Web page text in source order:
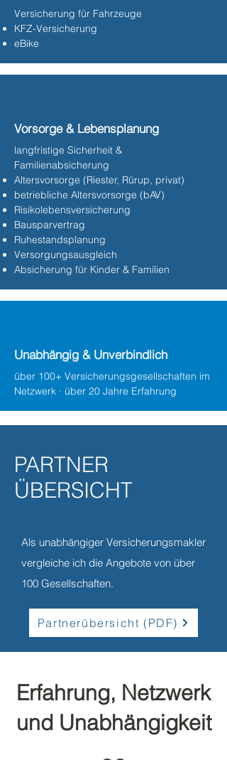
Versicherung für Fahrzeuge
KFZ-Versicherung
eBike
Vorsorge & Lebensplanung
langfristige Sicherheit &
Familienabsicherung
Altersvorsorge (Riester, Rürup, privat)
betriebliche Altersvorsorge (bAV)
Risikolebensversicherung
Bausparvertrag
Ruhestandsplanung
Versorgungsausgleich
Absicherung für Kinder & Familien
Unabhängig & Unverbindlich
über 100+ Versicherungsgesellschaften im
Netzwerk · über 20 Jahre Erfahrung
PARTNER
ÜBERSICHT
Als unabhängiger Versicherungsmakler
vergleiche ich die Angebote von über
100 Gesellschaften.
Partnerübersicht (PDF)
Erfahrung, Netzwerk
und Unabhängigkeit